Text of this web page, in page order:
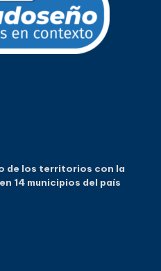
de los territorios con la
14 municipios del país